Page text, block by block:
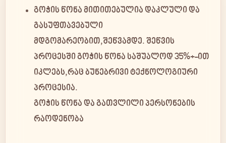
გოჭის წონა მითითებულია დაკლული და
გასუფთავებული
მდგომარეობით,შეწვამდე. შეწვის
პროცესში გოჭის წონა საშუალოდ 35%+-ით
იკლებს,რაც ბუნებრივი ტექნოლოგიური
პროცესია.
გოჭის წონა და გათვლილი პერსონების
რაოდენობა